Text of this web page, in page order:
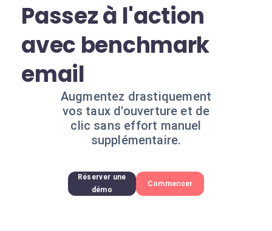
Passez à l'action
avec benchmark
email
Augmentez drastiquement
vos taux d'ouverture et de
clic sans effort manuel
supplémentaire.
Réserver une
démo
Commencer